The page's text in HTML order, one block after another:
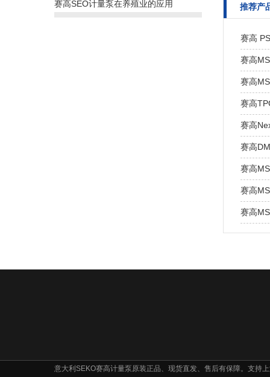
赛高SEO计量泵在养殖业的应用 推荐产
赛高
赛高
赛高
赛高
赛高
赛高
赛高
赛高
赛高
意大利SEKO赛高计量泵原装正品、现货直发、售后有保障。支持